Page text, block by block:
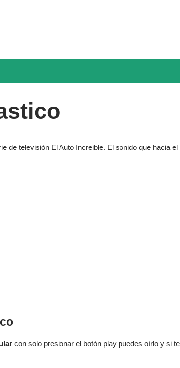
de televisión El Auto Increible. El sonido que hacia el
con solo presionar el botón play puedes oírlo y si te